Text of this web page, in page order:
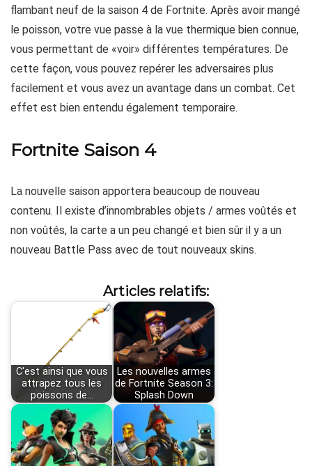
flambant neuf de la saison 4 de Fortnite. Après avoir mangé
le poisson, votre vue passe à la vue thermique bien connue,
vous permettant de «voir» différentes températures. De
cette façon, vous pouvez repérer les adversaires plus
facilement et vous avez un avantage dans un combat. Cet
effet est bien entendu également temporaire.
Fortnite Saison 4
La nouvelle saison apportera beaucoup de nouveau
contenu. Il existe d’innombrables objets / armes voûtés et
non voûtés, la carte a un peu changé et bien sûr il y a un
nouveau Battle Pass avec de tout nouveaux skins.
Articles relatifs:
C'est ainsi que vous
attrapez tous les
poissons de…
Les nouvelles armes
de Fortnite Season 3:
Splash Down